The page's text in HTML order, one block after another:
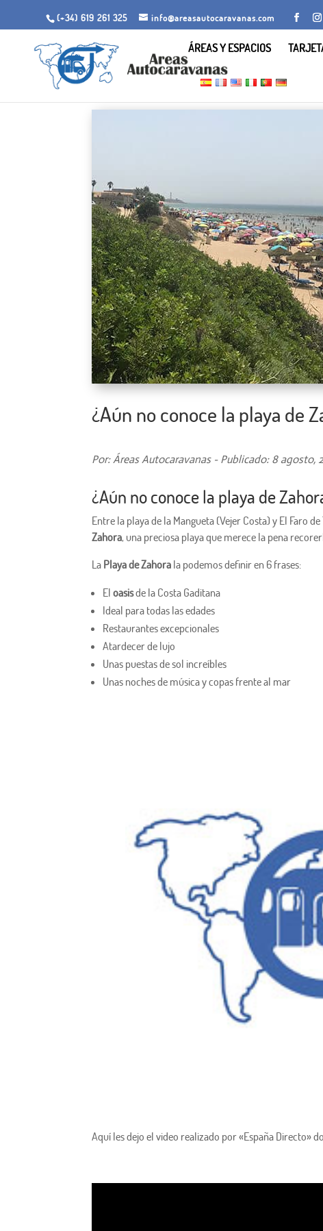
(+34) 619 261 325 info@areasautocaravanas.com
ÁREAS Y ESPACIOS
¿Aún no conoce la playa de
Por: Áreas Autocaravanas - Publicado: 8 agosto,
¿Aún no conoce la playa de
Entre la playa de la Mangueta (Vejer Costa) y El Faro
Zahora, una preciosa playa que merece la pena
La Playa de Zahora la podemos definir en 6 frases:
Eloasisde la Costa Gaditana
Ideal para todas las edades
Restaurantes excepcionales
Atardecer de lujo
Unas puestas de sol increíbles
Unas noches de música y copas frente al mar
Aquí les dejo el video realizado por «España Directo»